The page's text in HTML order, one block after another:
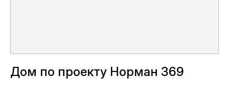
Дом по проекту Норман 369